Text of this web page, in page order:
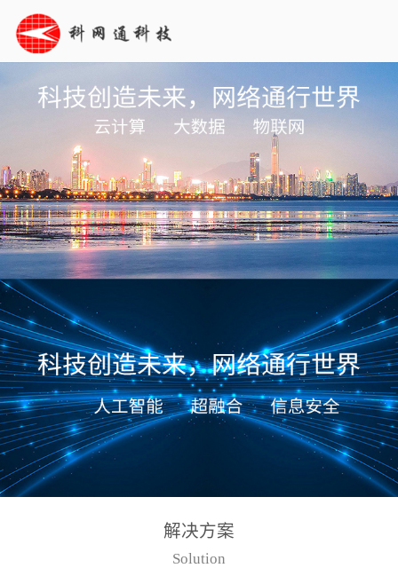
解决方案
Solution